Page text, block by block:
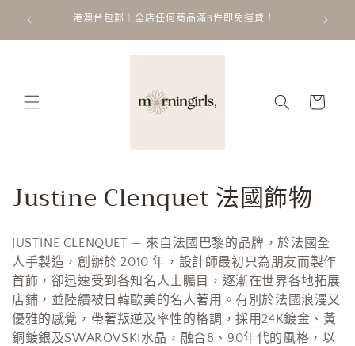
容
𐙚 ˚ 港澳台包郵｜全店任何商品滿3件即免運費！
物
商
品
系
列
:
Justine Clenquet 法國飾物
JUSTINE CLENQUET — 來自法國巴黎的品牌，於法國全
人手製造，創辦於 2010 年，設計師最初只為朋友而製作
首飾，卻迅速受到各知名人士矚目，逐漸在世界各地拓展
店鋪，並陸續被日韓歐美的名人著用。有別於法國浪漫又
優雅的感覺，帶著叛逆及率性的格調，採用24K鍍金、黃
銅鍍銀及SWAROVSKI水晶，融合8、90年代的風格，以